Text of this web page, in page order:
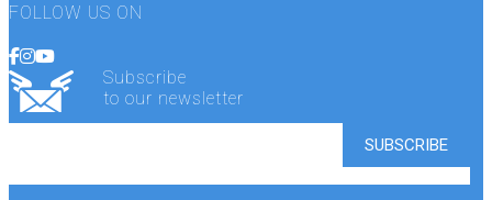
FOLLOW US ON
Subscribe
to our newsletter